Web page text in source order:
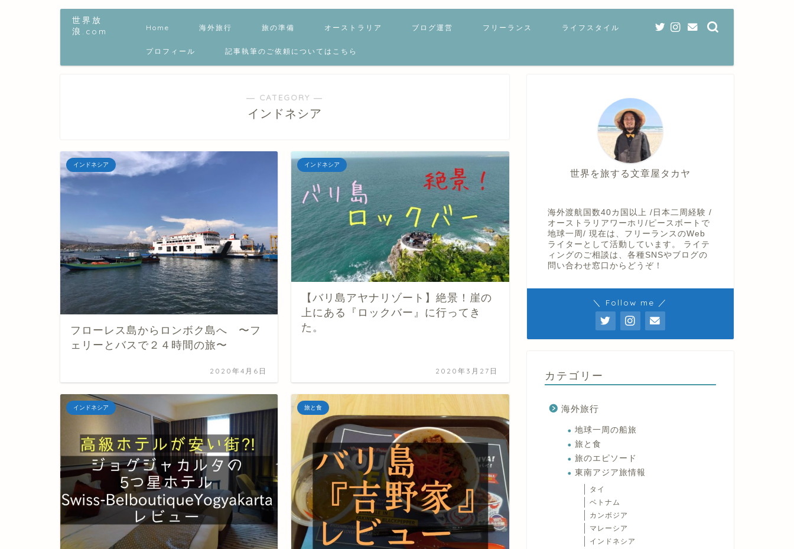
世界放
浪.com
Home 海外旅行 旅の準備 オーストラリア ブログ運営 フリーランス ライフスタイル
プロフィール 記事執筆のご依頼についてはこちら
― CATEGORY ―
インドネシア
インドネシア
フローレス島からロンボク島へ 〜フ
ェリーとバスで２４時間の旅〜
2020年4月6日
インドネシア
【バリ島アヤナリゾート】絶景！崖の
上にある『ロックバー』に行ってき
た。
2020年3月27日
インドネシア 旅と食
世界を旅する文章屋タカヤ
海外渡航国数40カ国以上 /日本二周経験 /
オーストラリアワーホリ/ピースボートで
地球一周/ 現在は、フリーランスのWeb
ライターとして活動しています。 ライテ
ィングのご相談は、各種SNSやブログの
問い合わせ窓口からどうぞ！
＼ Follow me ／
カテゴリー
海外旅行
地球一周の船旅
旅と食
旅のエピソード
東南アジア旅情報
タイ
ベトナム
カンボジア
マレーシア
インドネシア